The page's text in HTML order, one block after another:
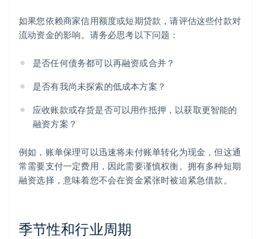
如果您依赖商家信用额度或短期贷款，请评估这些付款对
流动资金的影响。请务必思考以下问题：
是否任何债务都可以再融资或合并？
是否有我尚未探索的低成本方案？
应收账款或存货是否可以用作抵押，以获取更智能的
融资方案？
例如，账单保理可以迅速将未付账单转化为现金，但这通
常需要支付一定费用，因此需要谨慎权衡。拥有多种短期
融资选择，意味着您不会在资金紧张时被迫紧急借款。
季节性和行业周期